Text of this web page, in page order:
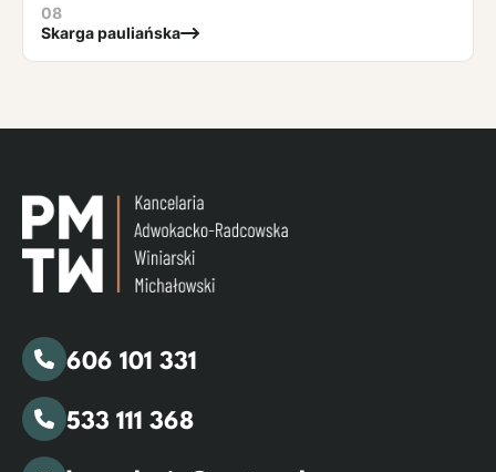
08
Skarga pauliańska
606 101 331
533 111 368